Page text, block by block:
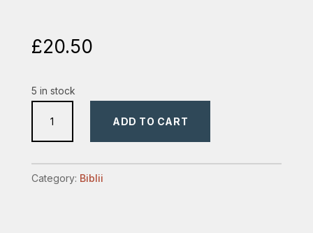
£20.50
5 in stock
si
predici
ADD TO CART
Category: Biblii